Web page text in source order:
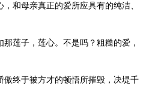
和母亲真正的爱所应具有的纯洁、
莲子，莲心。不是吗？粗糙的爱，
傲终于被方才的顿悟所摧毁，决堤千